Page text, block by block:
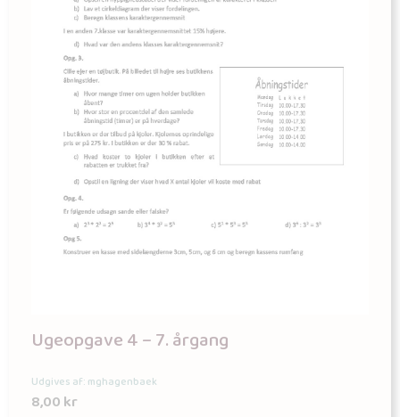
Ugeopgave 4 – 7. årgang
Udgives af: mghagenbaek
8,00kr